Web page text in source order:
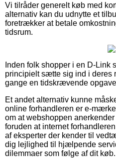
Vi tilråder generelt køb med
alternativ kan du udnytte et
foretrækker at betale
tidsrum.
Inden folk shopper i en D-Link
principielt sætte sig ind i deres
gange en tidskrævende
Et andet alternativ kunne
online forhandleren er e-
om at webshoppen
foruden at internet
af eksperter der kender til
dig lejlighed til hjælpende
dilemmaer som følge af dit køb.